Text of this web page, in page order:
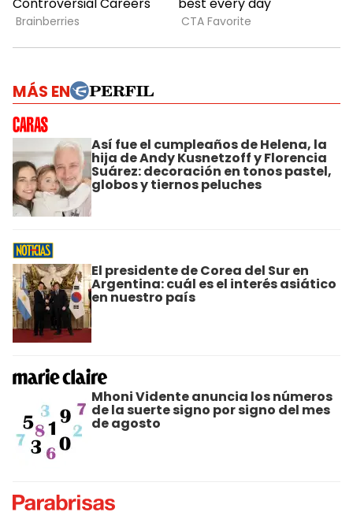
MÁS EN
Así fue el cumpleaños de Helena, la
hija de Andy Kusnetzoff y Florencia
Suárez: decoración en tonos pastel,
globos y tiernos peluches
El presidente de Corea del Sur en
Argentina: cuál es el interés asiático
en nuestro país
Mhoni Vidente anuncia los números
de la suerte signo por signo del mes
de agosto